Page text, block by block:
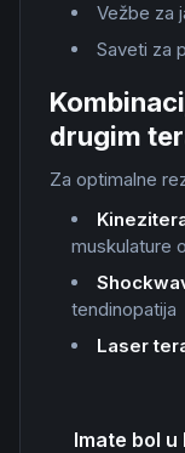
Vežbe za
Saveti za
drugim
Za optimalne
muskulature
tendinopatija
Laser
Imate bol u